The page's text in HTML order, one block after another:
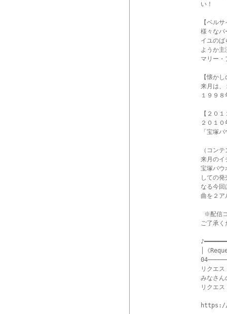
い！
【ベル
様々なバ
イユのば
ようか主
マリー・
【懐か
来月は、
１９９
【２０
２０１
「宝塚
（コン
来月の
宝塚バウ
しての
なる今回
曲を２ア
※配信
ご了承く
│《
リクエ
みなさん
リクエ
https://